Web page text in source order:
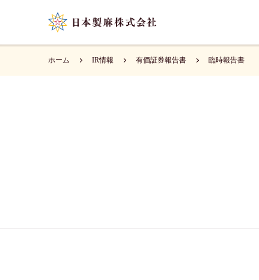
ホーム IR情報 有価証券報告書 臨時報告書